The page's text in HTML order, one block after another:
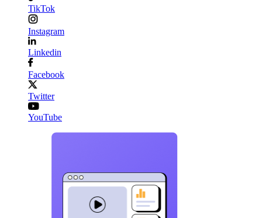
TikTok
Instagram
Linkedin
Facebook
Twitter
YouTube